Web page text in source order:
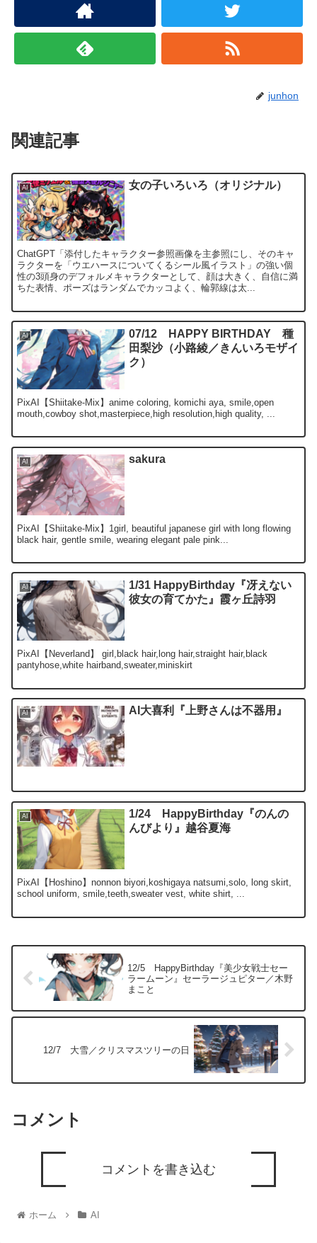
junhon
関連記事
AI 女の子いろいろ（オリジナル）
ChatGPT「添付したキャラクター参照画像を主参照にし、そのキャ
ラクターを「ウエハースについてくるシール風イラスト」の強い個
性の3頭身のデフォルメキャラクターとして、顔は大きく、自信に満
ちた表情、ポーズはランダムでカッコよく、輪郭線は太...
AI
07/12 HAPPY BIRTHDAY 種
田梨沙（小路綾／きんいろモザイ
ク）
PixAI【Shiitake-Mix】anime coloring, komichi aya, smile,open
mouth,cowboy shot,masterpiece,high resolution,high quality, ...
AI sakura
PixAI【Shiitake-Mix】1girl, beautiful japanese girl with long flowing
black hair, gentle smile, wearing elegant pale pink...
AI
1/31 HappyBirthday『冴えない
彼女の育てかた』霞ヶ丘詩羽
PixAI【Neverland】 girl,black hair,long hair,straight hair,black
pantyhose,white hairband,sweater,miniskirt
AI AI大喜利『上野さんは不器用』
AI
1/24 HappyBirthday『のんの
んびより』越谷夏海
PixAI【Hoshino】nonnon biyori,koshigaya natsumi,solo, long skirt,
school uniform, smile,teeth,sweater vest, white shirt, ...
12/5 HappyBirthday『美少女戦士セー
ラームーン』セーラージュピター／木野
まこと
12/7 大雪／クリスマスツリーの日
コメント
コメントを書き込む
ホーム AI